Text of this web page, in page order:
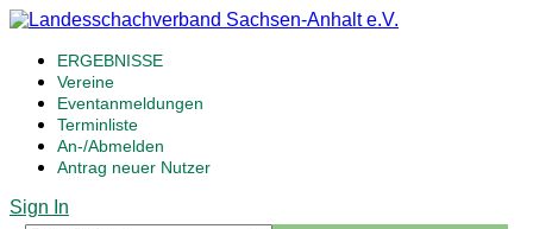
ERGEBNISSE
Vereine
Eventanmeldungen
Terminliste
An-/Abmelden
Antrag neuer Nutzer
Sign In